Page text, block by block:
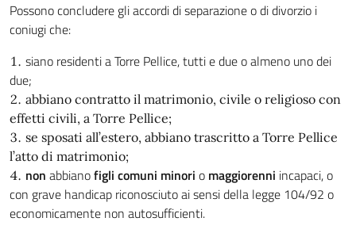
Possono concludere gli accordi di separazione o di divorzio i
coniugi che:
siano residenti a Torre Pellice, tutti e due o almeno uno dei
due;
abbiano contratto il matrimonio, civile o religioso con
effetti civili, a Torre Pellice;
se sposati all’estero, abbiano trascritto a Torre Pellice
l’atto di matrimonio;
non abbianofigli comuni minori o maggiorenni incapaci, o
con grave handicap riconosciutoai sensi della legge 104/92 o
economicamente non autosufficienti.